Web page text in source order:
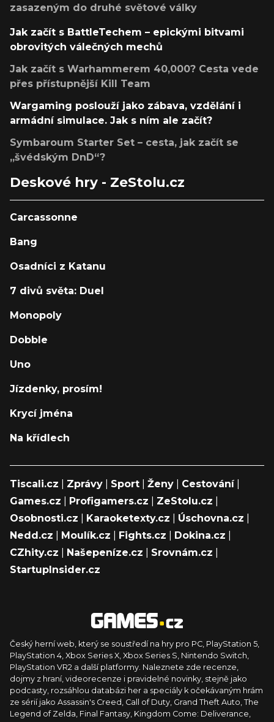
zasazeným do druhé světové války
Jak začít s BattleTechem – epickými bitvami
obrovitých válečných mechů
Jak začít s Warhammerem 40,000? Cesta vede
přes přístupnější Kill Team
Wargaming poslouží jako zábava, vzdělání i
armádní simulace. Jak s ním ale začít?
Symbaroum Starter Set – cesta, jak začít se
„švédským DnD“?
Deskové hry - ZeStolu.cz
Carcassonne
Bang
Osadníci z Katanu
7 divů světa: Duel
Monopoly
Dobble
Uno
Jízdenky, prosím!
Krycí jména
Na křídlech
Tiscali.cz Zprávy Sport Ženy Cestování|
Games.cz
Profigamers.cz ZeStolu.cz
Osobnosti.cz
Karaoketexty.cz Úschovna.cz
Nedd.cz
Moulík.cz Fights.cz Dokina.cz
CZhity.cz
Našepeníze.cz Srovnám.cz
StartupInsider.cz
Český herní web, který se soustředí na hry pro PC, PlayStation 5,
PlayStation 4, Xbox Series X, Xbox Series S, Nintendo Switch,
PlayStation VR2 a další platformy. Naleznete zde recenze,
dojmy z hraní, videorecenze i pravidelné novinky, stejně jako
podcasty, rozsáhlou databázi her a speciály k očekávaným hrám
ze sérií jako Assassin's Creed, Call of Duty, Grand Theft Auto, The
Legend of Zelda, Final Fantasy, Kingdom Come: Deliverance,